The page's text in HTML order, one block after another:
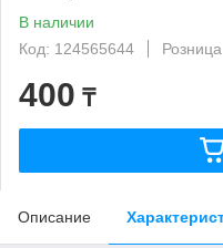
В наличии
Код: 124565644
Розница
400 ₸
Описание